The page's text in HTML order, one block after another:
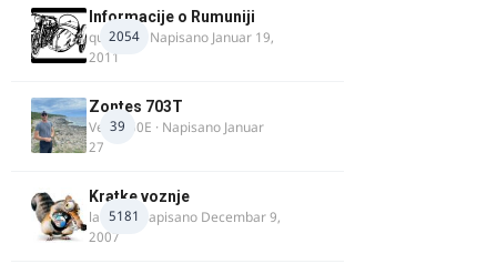
2054
Informacije o Rumuniji
quasaar · Napisano Januar 19,
2011
39
Zontes 703T
Verdi350E · Napisano Januar
27
5181
Kratke voznje
lalajko· Napisano Decembar 9,
2007